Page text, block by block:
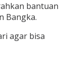
bantuan
Bangka.
agar bisa